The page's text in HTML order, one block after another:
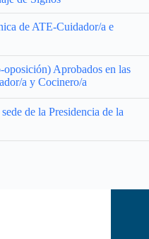
de ATE-Cuidador/a e
Aprobados en las
a y Cocinero/a
de la Presidencia de la